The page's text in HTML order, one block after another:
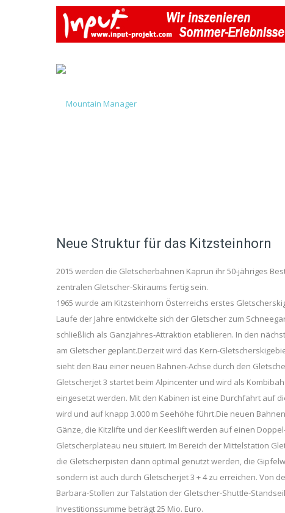
Neue Struktur für das Kitzsteinhorn
2015 werden die Gletscherbahnen Kaprun ihr 50-jähriges
zentralen Gletscher-Skiraums fertig sein.
1965 wurde am Kitzsteinhorn Österreichs erstes
Laufe der Jahre entwickelte sich der Gletscher zum
schließlich als Ganzjahres-Attraktion etablieren. In den
am Gletscher geplant.Derzeit wird das Kern-
sieht den Bau einer neuen Bahnen-Achse durch den
Gletscherjet 3 startet beim Alpincenter und wird als
eingesetzt werden. Mit den Kabinen ist eine Durchfahrt auf
wird und auf knapp 3.000 m Seehöhe führt.Die neuen
Gänze, die Kitzlifte und der Keeslift werden auf einen
Gletscherplateau neu situiert. Im Bereich der Mittelstation
die Gletscherpisten dann optimal genutzt werden, die
sondern ist auch durch Gletscherjet 3 + 4 zu erreichen. Von
Barbara-Stollen zur Talstation der Gletscher-Shuttle-
Investitionssumme beträgt 25 Mio. Euro.